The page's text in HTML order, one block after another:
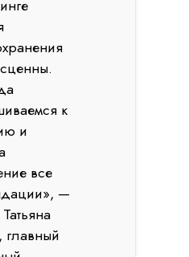
к
и
все
—
главный